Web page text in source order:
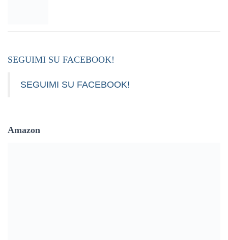
SEGUIMI SU FACEBOOK!
SEGUIMI SU FACEBOOK!
Amazon